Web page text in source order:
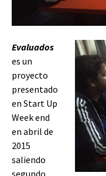
Evaluados
es un
proyecto
presentado
en Start Up
Week end
en abril de
2015
saliendo
segundo